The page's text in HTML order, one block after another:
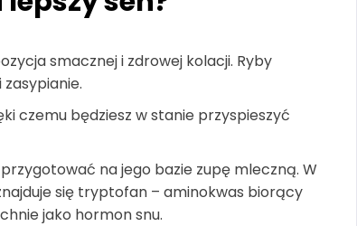
smacznej i zdrowej kolacji. Ryby
czemu będziesz w stanie przyspieszyć
na jego bazie zupę mleczną. W
się tryptofan – aminokwas biorący
jako hormon snu.